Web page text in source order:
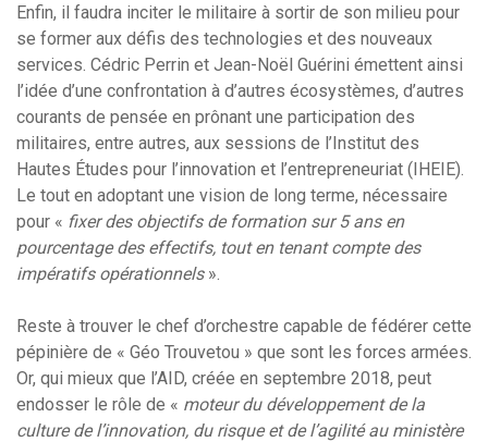
Enfin, il faudra inciter le militaire à sortir de son milieu pour
se former aux défis des technologies et des nouveaux
services. Cédric Perrin et Jean-Noël Guérini émettent ainsi
l’idée d’une confrontation à d’autres écosystèmes, d’autres
courants de pensée en prônant une participation des
militaires, entre autres, aux sessions de l’Institut des
Hautes Études pour l’innovation et l’entrepreneuriat (IHEIE).
Le tout en adoptant une vision de long terme, nécessaire
pour « fixer des objectifs de formation sur 5 ans en
pourcentage des effectifs, tout en tenant compte des
impératifs opérationnels».
Reste à trouver le chef d’orchestre capable de fédérer cette
pépinière de « Géo Trouvetou » que sont les forces armées.
Or, qui mieux que l’AID, créée en septembre 2018, peut
endosser le rôle de « moteur du développement de la
culture de l’innovation, du risque et de l’agilité au ministère